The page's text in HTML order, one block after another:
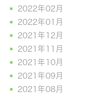
2022年02月
2022年01月
2021年12月
2021年11月
2021年10月
2021年09月
2021年08月